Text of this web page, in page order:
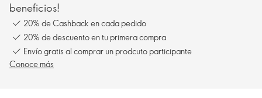
beneficios!
20% de Cashback en cada pedido
20% de descuento en tu primera compra
Envío gratis al comprar un prodcuto participante
Conoce más